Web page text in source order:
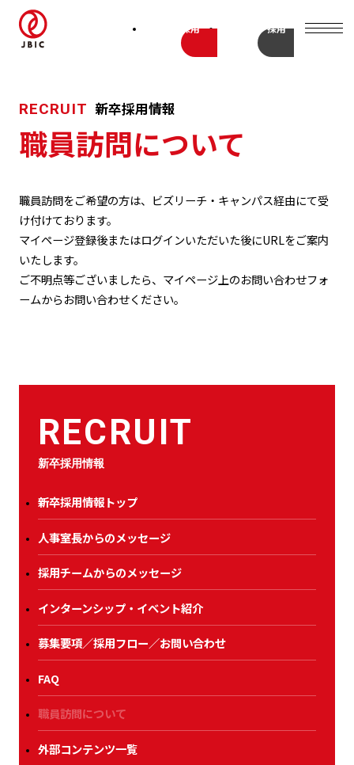
新卒採用 キャリア採用
RECRUIT 新卒採用情報
職員訪問について
職員訪問をご希望の方は、ビズリーチ・キャンパス経由にて受
け付けております。
マイページ登録後またはログインいただいた後にURLをご案内
いたします。
ご不明点等ございましたら、マイページ上のお問い合わせフォ
ームからお問い合わせください。
RECRUIT
新卒採用情報
新卒採用情報トップ
人事室長からのメッセージ
採用チームからのメッセージ
インターンシップ・イベント紹介
募集要項／採用フロー／お問い合わせ
FAQ
職員訪問について
外部コンテンツ一覧